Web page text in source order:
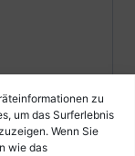
zu
um das Surferlebnis
Wenn Sie
wie das